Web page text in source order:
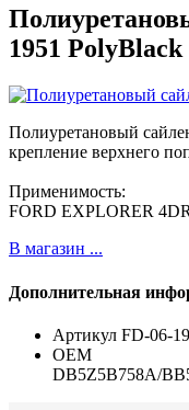
1951 PolyBlack
Полиуретановый
крепление верхнего
Применимость:
FORD EXPLORER
В магазин ...
Дополнительная
Артикул FD-06-
ОЕМ
DB5Z5B758A/